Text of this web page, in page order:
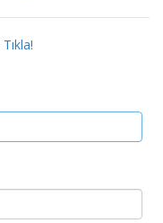
Tıkla!